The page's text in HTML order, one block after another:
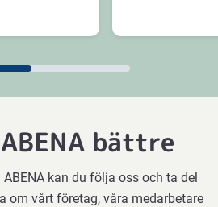
bättre
kan du följa oss och ta del
om vårt företag, våra medarbetare